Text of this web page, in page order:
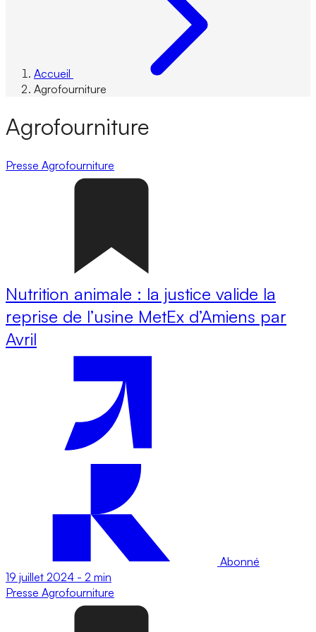
Accueil
Agrofourniture
Agrofourniture
Presse Agrofourniture
Nutrition animale : la justice valide la
reprise de l’usine MetEx d’Amiens par
Avril
Abonné
19 juillet 2024 - 2 min
Presse Agrofourniture